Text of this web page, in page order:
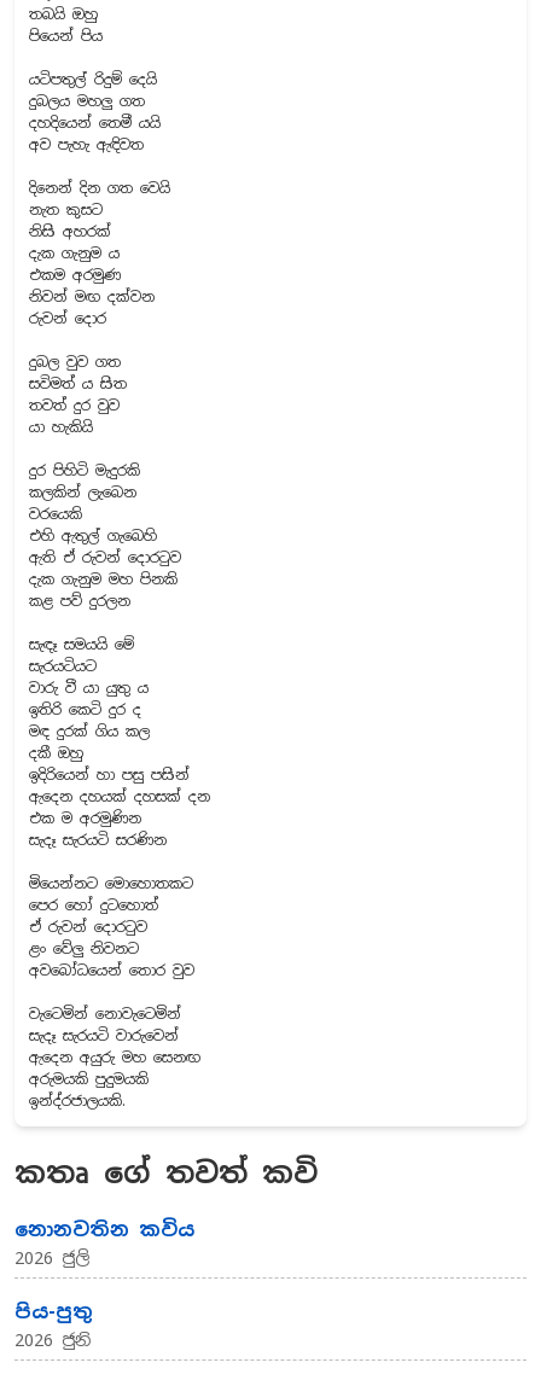
තබයි ඔහු
පියෙන් පිය
යටිපතුල් රිදුම් දෙයි
දුබලය මහලු ගත
දහදියෙන් තෙමී යයි
අව පැහැ ඇඳිවත
දිනෙන් දින ගත වෙයි
නැත කුසට
නිසි අහරක්
දැක ගැනුම ය
එකම අරමුණ
නිවන් මඟ දක්වන
රුවන් දොර
දුබල වුව ගත
සවිමත් ය සිත
තවත් දුර වුව
යා හැකියි
දුර පිහිටි මැදුරකි
කලකින් ලැබෙන
වරයෙකි
එහි ඇතුල් ගැබෙහි
ඇති ඒ රුවන් දොරටුව
දැක ගැනුම මහ පිනකි
කළ පව් දුරලන
සැඳෑ සමයයි මේ
සැරයටියට
වාරු වී යා යුතු ය
ඉතිරි කෙටි දුර ද
මඳ දුරක් ගිය කල
දකී ඔහු
ඉදිරියෙන් හා පසු පසින්
ඇදෙන දහයක් දහසක් දන
එක ම අරමුණින
සැදෑ සැරයටි සරණින
මියෙන්නට මොහොතකට
පෙර හෝ දුටහොත්
ඒ රුවන් දොරටුව
ළං වේලු නිවනට
අවබෝධයෙන් තොර වුව
වැටෙමින් නොවැටෙමින්
සැදෑ සැරයටි වාරුවෙන්
ඇදෙන අයුරු මහ සෙනඟ
අරුමයකි පුදුමයකි
ඉන්ද්රජාලයකි.
කතෘ ගේ තවත් කවි
නොනවතින කවිය
2026 ජුලි
පිය-පුතු
2026 ජුනි